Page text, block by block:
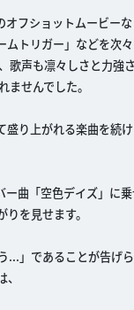
フショットムービー
トリガー」などを次
声も凛々しさと力強
せんでした。
り上がれる楽曲を続
曲「空色デイズ」に
を見せます。
...」であることが告げ